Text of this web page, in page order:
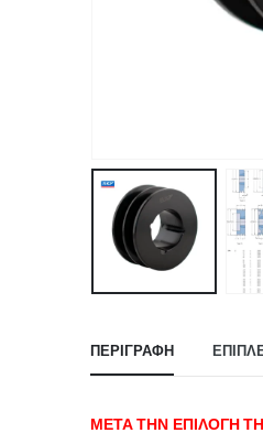
ΠΕΡΙΓΡΑΦΉ
ΜΕΤΑ ΤΗΝ ΕΠΙΛΟΓΗ